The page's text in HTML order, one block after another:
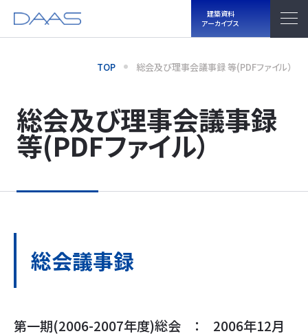
建築資料
アーカイブス
TOP 総会及び理事会議事録 等(PDFファイル）
総会及び理事会議事録
等(PDFファイル）
総会議事録
第一期(2006-2007年度)総会 ： 2006年12月